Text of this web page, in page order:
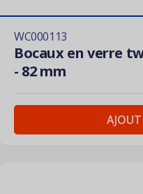
WC000113
Bocaux en verre
- 82 mm